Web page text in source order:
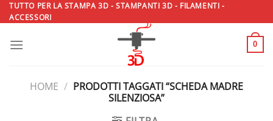
Salta
ai
TUTTO PER LA STAMPA 3D - STAMPANTI 3D - FILAMENTI -
ACCESSORI
0
HOME / PRODOTTI TAGGATI “SCHEDA MADRE
SILENZIOSA”